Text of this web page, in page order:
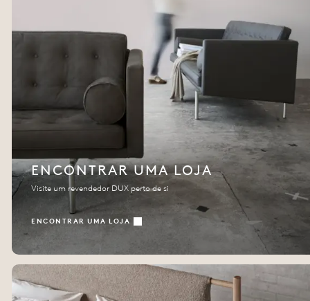
ENCONTRAR UMA LOJA
Visite um revendedor DUX perto de si
ENCONTRAR UMA LOJA